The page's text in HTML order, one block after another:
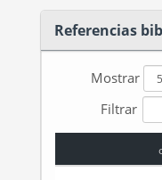
Referencias
Mostrar
Filtrar